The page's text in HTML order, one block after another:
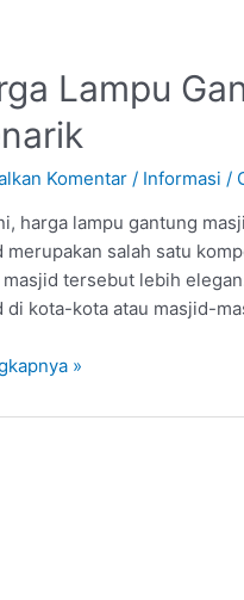
Lampu
Komentar / Informasi /
harga lampu gantung
merupakan salah satu
masjid tersebut lebih
di kota-kota atau masjid-
»